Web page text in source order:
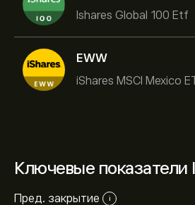
Ishares Global 100 Etf
EWW
iShares MSCI Mexico
Ключевые показатели
Пред. закрытие i